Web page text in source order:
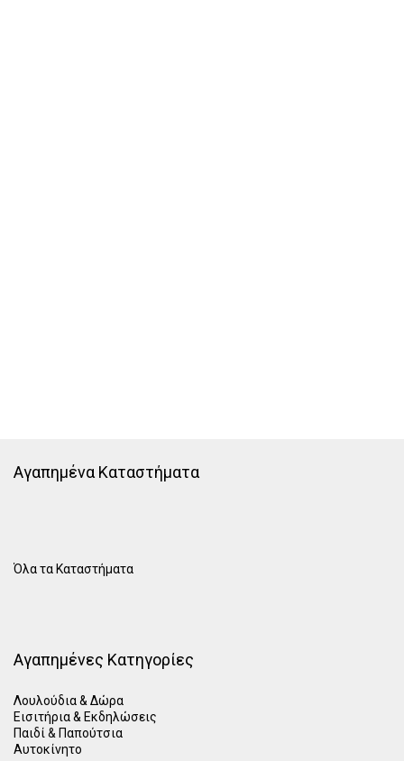
Αγαπημένα Καταστήματα
Όλα τα Καταστήματα
Αγαπημένες Κατηγορίες
Λουλούδια & Δώρα
Εισιτήρια & Εκδηλώσεις
Παιδί & Παπούτσια
Αυτοκίνητο